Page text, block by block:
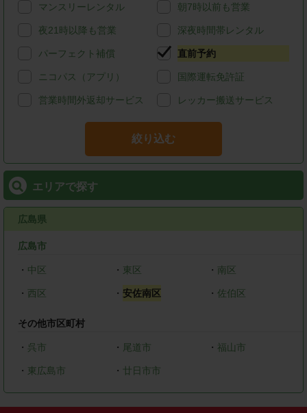
マンスリーレンタル 朝7時以前も営業
夜21時以降も営業 深夜時間帯レンタル
パーフェクト補償 直前予約
ニコパス（アプリ） 国際運転免許証
営業時間外返却サービス レッカー搬送サービス
絞り込む
エリアで探す
広島県
広島市
・ 中区 ・ 東区 ・ 南区
・ 西区 ・ 安佐南区 ・ 佐伯区
その他市区町村
・ 呉市 ・ 尾道市 ・ 福山市
・ 東広島市 ・ 廿日市市